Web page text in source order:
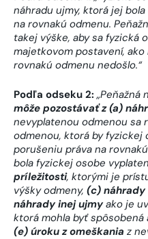
náhradu ujmy, ktorá jej
na rovnakú odmenu.
takej výške, aby sa fyzická
majetkovom postavení,
rovnakú odmenu nedošlo.“
Podľa odseku 2: „Peňažná
môže pozostávať z (a)
nevyplatenou odmenou sa
odmenou, ktorá by fyzickej
porušeniu práva na
bola fyzickej osobe
príležitosti, ktorými je
výšky odmeny, (c)
náhrady inej ujmy ako je
ktorá mohla byť
(e) úroku z omeškania z